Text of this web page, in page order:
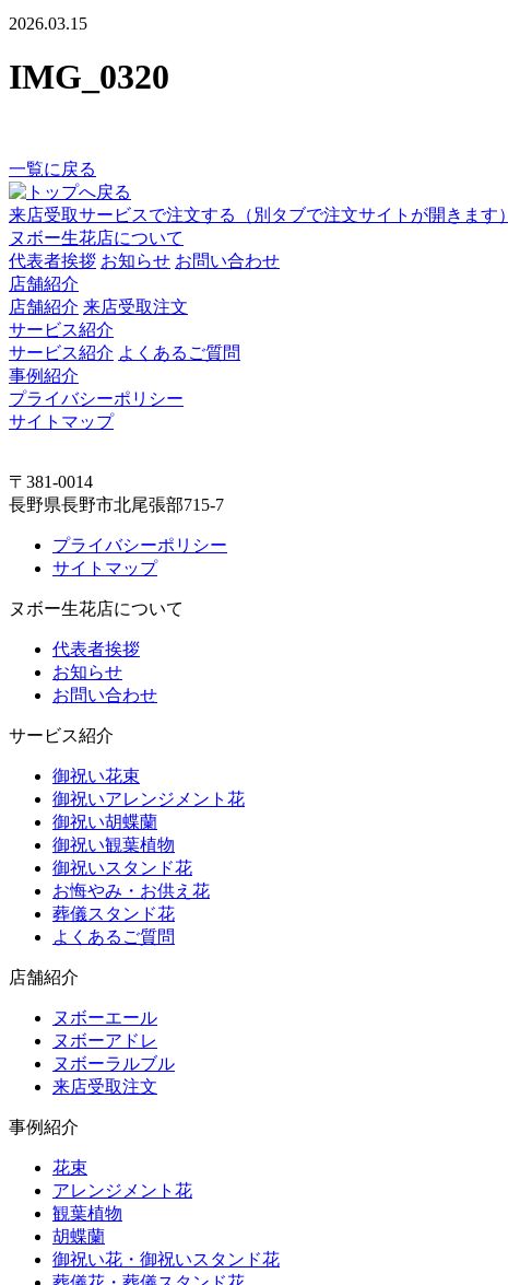
2026.03.15
IMG_0320
一覧に戻る
来店受取サービスで注文する （別タブで注文サイトが開きます）
ヌボー生花店について
代表者挨拶 お知らせ お問い合わせ
店舗紹介
店舗紹介 来店受取注文
サービス紹介
サービス紹介 よくあるご質問
事例紹介
プライバシーポリシー
サイトマップ
〒381-0014
長野県長野市北尾張部715-7
プライバシーポリシー
サイトマップ
ヌボー生花店について
代表者挨拶
お知らせ
お問い合わせ
サービス紹介
御祝い花束
御祝いアレンジメント花
御祝い胡蝶蘭
御祝い観葉植物
御祝いスタンド花
お悔やみ・お供え花
葬儀スタンド花
よくあるご質問
店舗紹介
ヌボーエール
ヌボーアドレ
ヌボーラルブル
来店受取注文
事例紹介
花束
アレンジメント花
観葉植物
胡蝶蘭
御祝い花・御祝いスタンド花